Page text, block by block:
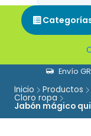
Envío
Inicio Productos
Cloro ropa
Jabón mágico